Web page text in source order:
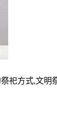
祀方式,文